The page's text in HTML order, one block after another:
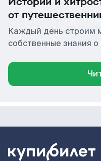
от
Каждый день строим
собственные знания